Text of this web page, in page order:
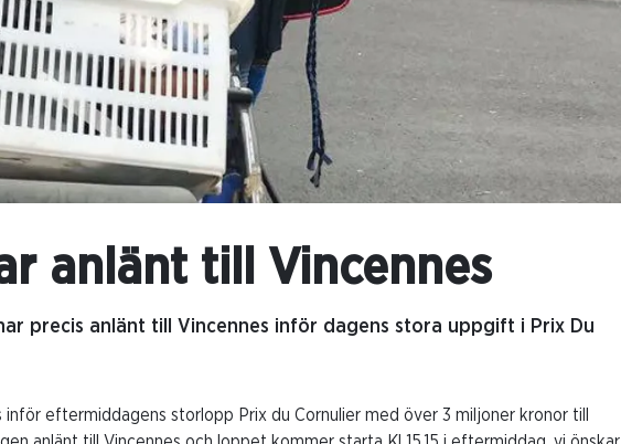
anlänt till Vincennes
precis anlänt till Vincennes inför dagens stora uppgift i Prix Du
inför eftermiddagens storlopp Prix du Cornulier med över 3 miljoner kronor till